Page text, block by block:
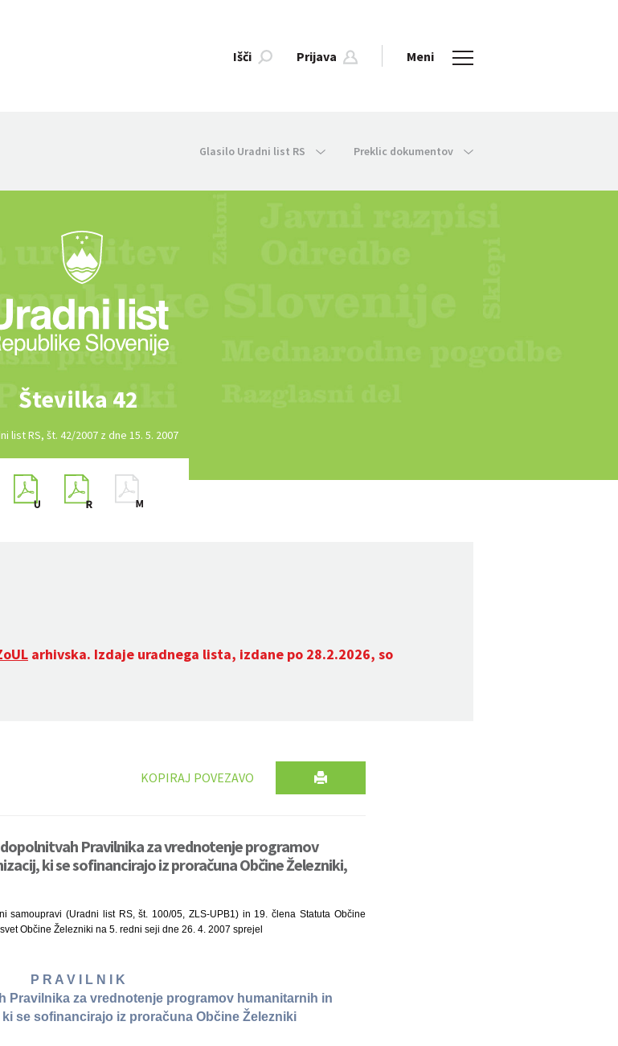
Išči Prijava Meni
Glasilo Uradni list RS Preklic dokumentov
Številka 42
list RS, št. 42/2007 z dne 15. 5. 2007
arhivska. Izdaje uradnega lista, izdane po 28.2.2026, so
KOPIRAJ POVEZAVO
Pravilnika za vrednotenje programov
ki se sofinancirajo iz proračuna Občine Železniki,
samoupravi (Uradni list RS, št. 100/05, ZLS-UPB1) in 19. člena Statuta Občine
Občine Železniki na 5. redni seji dne 26. 4. 2007 sprejel
P R A V I L N I K
Pravilnika za vrednotenje programov humanitarnih in
se sofinancirajo iz proračuna Občine Železniki